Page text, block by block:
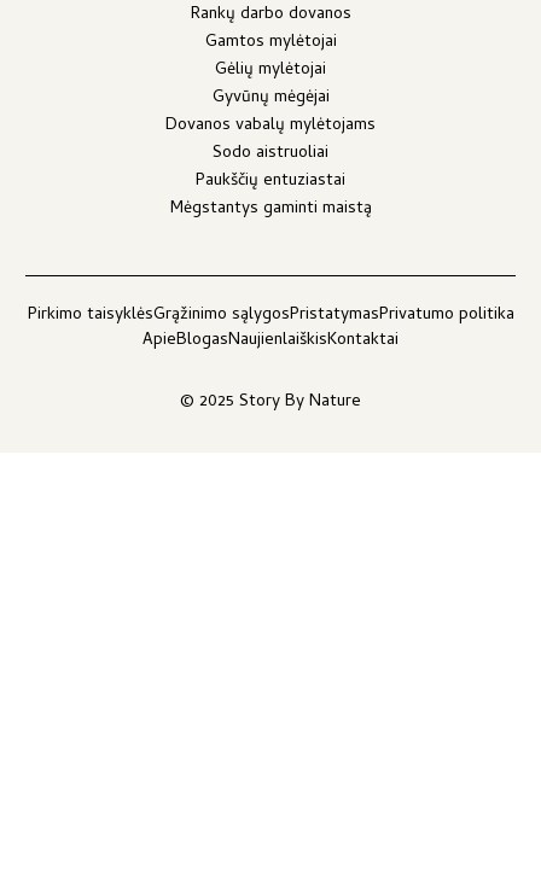
Rankų darbo dovanos
Gamtos mylėtojai
Gėlių mylėtojai
Gyvūnų mėgėjai
Dovanos vabalų mylėtojams
Sodo aistruoliai
Paukščių entuziastai
Mėgstantys gaminti maistą
© 2025 Story By Nature
Pirkimo taisyklėsGrąžinimo sąlygosPristatymasPrivatumo politika
ApieBlogasNaujienlaiškisKontaktai